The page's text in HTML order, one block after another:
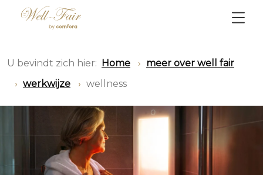
U bevindt zich hier: Home
meer over well fair
werkwijze
wellness